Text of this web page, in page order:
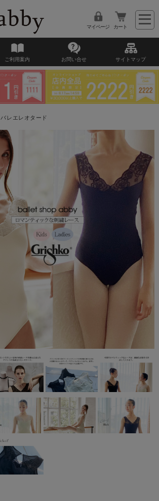
マイページ カート
ご利用案内 お問い合せ サイトマップ
バレエレオタード